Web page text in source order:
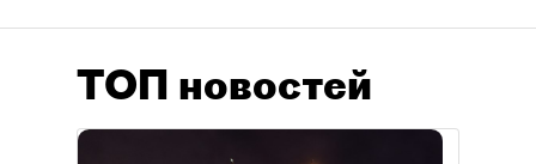
ТОП новостей